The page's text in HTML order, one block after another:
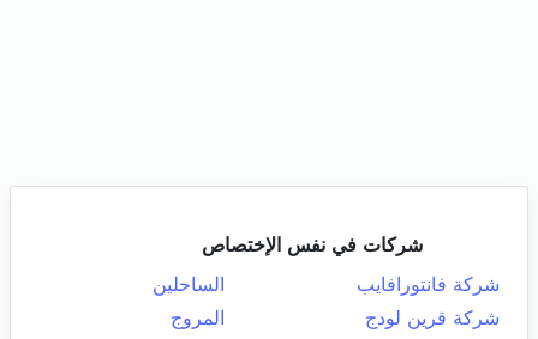
شركات في نفس الإختصاص
شركة فانتورافايب
الساحلين
شركة قرين لودج
المروج